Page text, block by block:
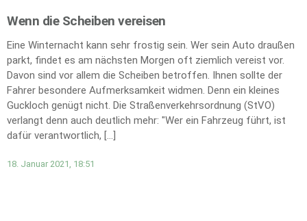
Wenn die Scheiben vereisen
Eine Winternacht kann sehr frostig sein. Wer sein Auto draußen
parkt, findet es am nächsten Morgen oft ziemlich vereist vor.
Davon sind vor allem die Scheiben betroffen. Ihnen sollte der
Fahrer besondere Aufmerksamkeit widmen. Denn ein kleines
Guckloch genügt nicht. Die Straßenverkehrsordnung (StVO)
verlangt denn auch deutlich mehr: "Wer ein Fahrzeug führt, ist
dafür verantwortlich, […]
18. Januar 2021, 18:51